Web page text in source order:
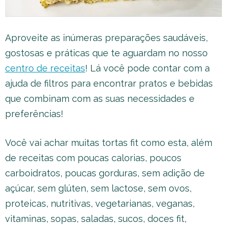
Aproveite as inúmeras preparações saudáveis,
gostosas e práticas que te aguardam no nosso
centro de receitas! Lá você pode contar com a
ajuda de filtros para encontrar pratos e bebidas
que combinam com as suas necessidades e
preferências!
Você vai achar muitas tortas fit como esta, além
de receitas com poucas calorias, poucos
carboidratos, poucas gorduras, sem adição de
açúcar, sem glúten, sem lactose, sem ovos,
proteicas, nutritivas, vegetarianas, veganas,
vitaminas, sopas, saladas, sucos, doces fit,